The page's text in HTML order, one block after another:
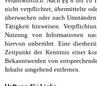
nicht verpflichtet, übermittelte
überwachen oder nach
Tätigkeit hinweisen.
Nutzung von Informationen
hiervon unberührt. Eine
Zeitpunkt der Kenntnis einer
Bekanntwerden von
Inhalte umgehend entfernen.